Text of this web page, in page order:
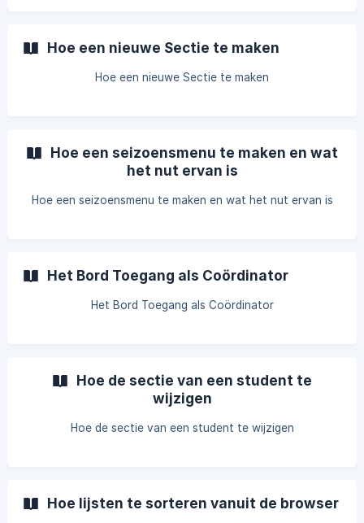
Hoe een nieuwe Sectie te maken
Hoe een nieuwe Sectie te maken
Hoe een seizoensmenu te maken en wat
het nut ervan is
Hoe een seizoensmenu te maken en wat het nut ervan is
Het Bord Toegang als Coördinator
Het Bord Toegang als Coördinator
Hoe de sectie van een student te
wijzigen
Hoe de sectie van een student te wijzigen
Hoe lijsten te sorteren vanuit de browser